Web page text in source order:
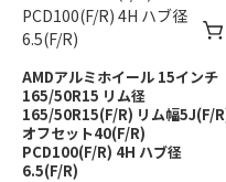
AMDアルミホイール 15インチ
165/50R15 リム径
165/50R15(F/R) リム幅5J(F/
オフセット40(F/R)
PCD100(F/R) 4H ハブ径
6.5(F/R)